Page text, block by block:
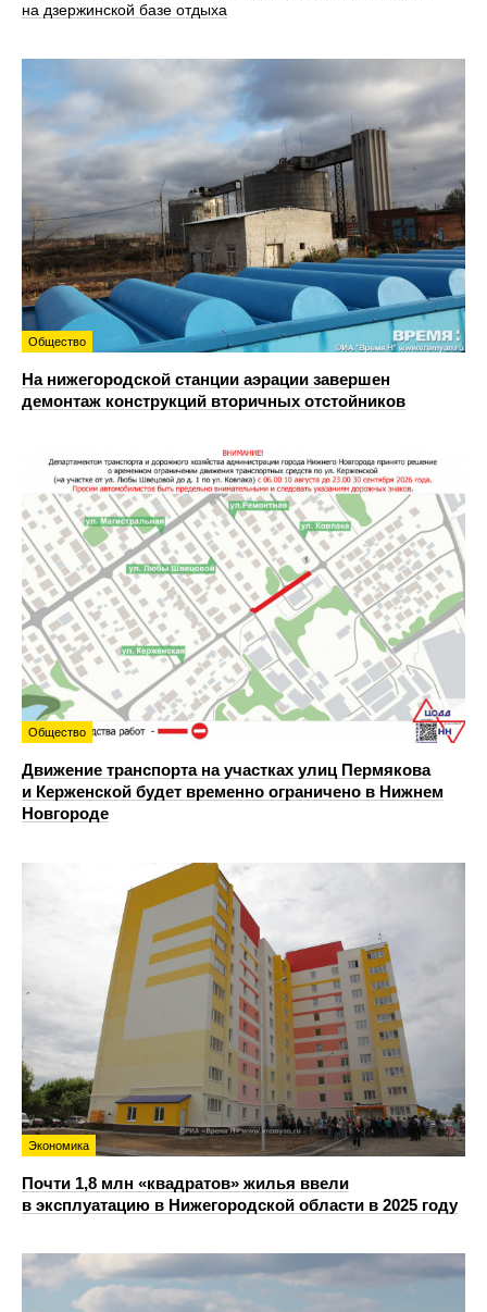
на дзержинской базе отдыха
Общество
На нижегородской станции аэрации завершен
демонтаж конструкций вторичных отстойников
Общество
Движение транспорта на участках улиц Пермякова
и Керженской будет временно ограничено в Нижнем
Новгороде
Экономика
Почти 1,8 млн «квадратов» жилья ввели
в эксплуатацию в Нижегородской области в 2025 году